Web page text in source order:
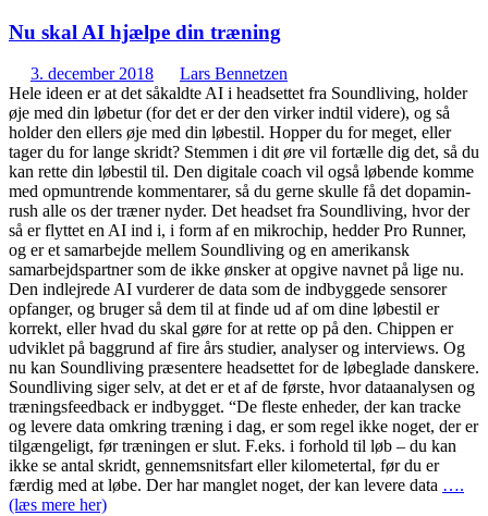
Nu skal AI hjælpe din træning
3. december 2018
Lars Bennetzen
Hele ideen er at det såkaldte AI i headsettet fra Soundliving, holder
øje med din løbetur (for det er der den virker indtil videre), og så
holder den ellers øje med din løbestil. Hopper du for meget, eller
tager du for lange skridt? Stemmen i dit øre vil fortælle dig det, så du
kan rette din løbestil til. Den digitale coach vil også løbende komme
med opmuntrende kommentarer, så du gerne skulle få det dopamin-
rush alle os der træner nyder. Det headset fra Soundliving, hvor der
så er flyttet en AI ind i, i form af en mikrochip, hedder Pro Runner,
og er et samarbejde mellem Soundliving og en amerikansk
samarbejdspartner som de ikke ønsker at opgive navnet på lige nu.
Den indlejrede AI vurderer de data som de indbyggede sensorer
opfanger, og bruger så dem til at finde ud af om dine løbestil er
korrekt, eller hvad du skal gøre for at rette op på den. Chippen er
udviklet på baggrund af fire års studier, analyser og interviews. Og
nu kan Soundliving præsentere headsettet for de løbeglade danskere.
Soundliving siger selv, at det er et af de første, hvor dataanalysen og
træningsfeedback er indbygget. “De fleste enheder, der kan tracke
og levere data omkring træning i dag, er som regel ikke noget, der er
tilgængeligt, før træningen er slut. F.eks. i forhold til løb – du kan
ikke se antal skridt, gennemsnitsfart eller kilometertal, før du er
færdig med at løbe. Der har manglet noget, der kan levere data ….
(læs mere her)